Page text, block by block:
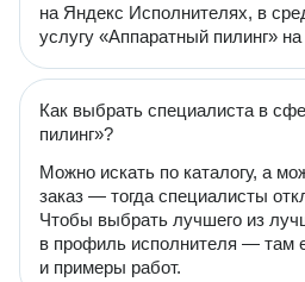
на Яндекс Исполнителях, в
услугу «Аппаратный пилинг» на
Как выбрать специалиста в
пилинг»?
Можно искать по каталогу, а
заказ — тогда специалисты
Чтобы выбрать лучшего из
в профиль исполнителя — там
и примеры работ.